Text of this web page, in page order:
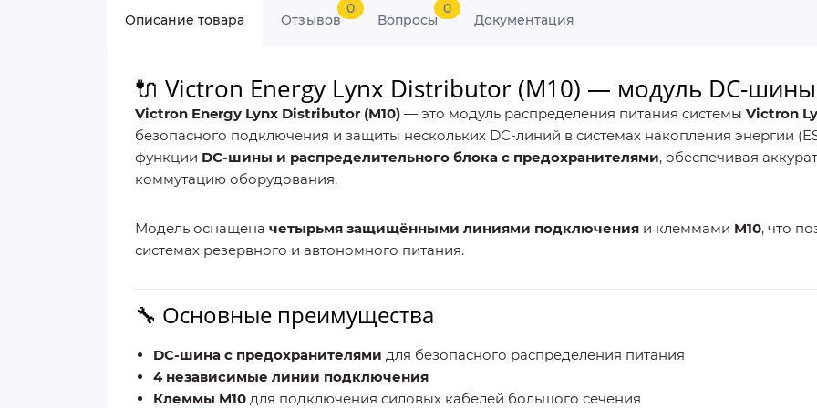
Описание товара Отзывов
0
Вопросы
0
Документация
🔌 Victron Energy Lynx Distributor (M10) — модуль DC-
Victron Energy Lynx Distributor (M10) — это модуль распределения питания системы Victron
безопасного подключения и защиты нескольких DC-линий в системах накопления энергии
функции DC-шины и распределительного блока с предохранителями, обеспечивая
коммутацию оборудования.
Модель оснащена четырьмя защищёнными линиями подключения и клеммами M10, что
системах резервного и автономного питания.
🔧 Основные преимущества
DC-шина с предохранителями для безопасного распределения питания
4 независимые линии подключения
Клеммы M10 для подключения силовых кабелей большого сечения